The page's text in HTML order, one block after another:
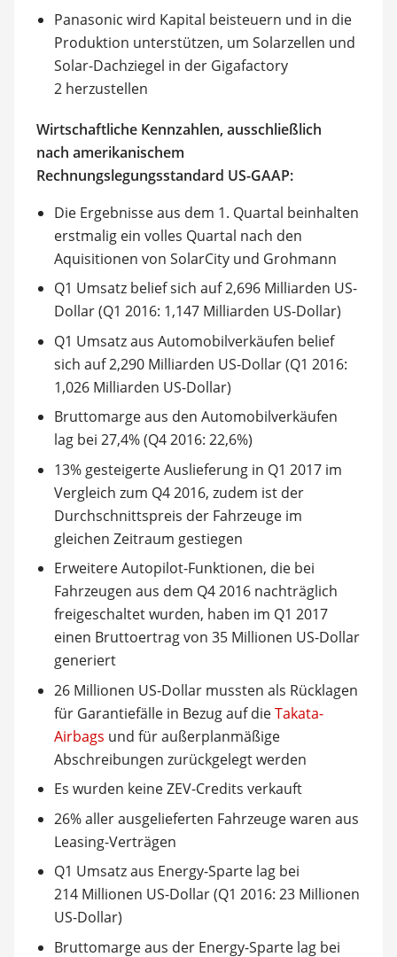
Panasonic wird Kapital beisteuern und in die
Produktion unterstützen, um Solarzellen und
Solar-Dachziegel in der Gigafactory
2 herzustellen
Wirtschaftliche Kennzahlen, ausschließlich
nach amerikanischem
Rechnungslegungsstandard US-GAAP:
Die Ergebnisse aus dem 1. Quartal beinhalten
erstmalig ein volles Quartal nach den
Aquisitionen von SolarCity und Grohmann
Q1 Umsatz belief sich auf 2,696 Milliarden US-
Dollar (Q1 2016: 1,147 Milliarden US-Dollar)
Q1 Umsatz aus Automobilverkäufen belief
sich auf 2,290 Milliarden US-Dollar (Q1 2016:
1,026 Milliarden US-Dollar)
Bruttomarge aus den Automobilverkäufen
lag bei 27,4% (Q4 2016: 22,6%)
13% gesteigerte Auslieferung in Q1 2017 im
Vergleich zum Q4 2016, zudem ist der
Durchschnittspreis der Fahrzeuge im
gleichen Zeitraum gestiegen
Erweitere Autopilot-Funktionen, die bei
Fahrzeugen aus dem Q4 2016 nachträglich
freigeschaltet wurden, haben im Q1 2017
einen Bruttoertrag von 35 Millionen US-Dollar
generiert
26 Millionen US-Dollar mussten als Rücklagen
für Garantiefälle in Bezug auf dieTakata-
Airbags und für außerplanmäßige
Abschreibungen zurückgelegt werden
Es wurden keine ZEV-Credits verkauft
26% aller ausgelieferten Fahrzeuge waren aus
Leasing-Verträgen
Q1 Umsatz aus Energy-Sparte lag bei
214 Millionen US-Dollar (Q1 2016: 23 Millionen
US-Dollar)
Bruttomarge aus der Energy-Sparte lag bei